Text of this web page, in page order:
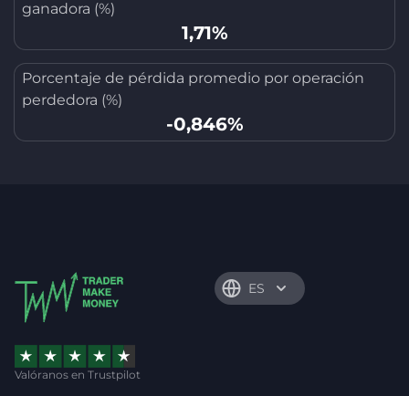
ganadora (%)
1,71%
Porcentaje de pérdida promedio por operación
perdedora (%)
-0,846%
ES
Valóranos en Trustpilot